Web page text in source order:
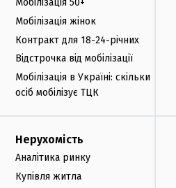
Мобілізація 50+
Мобілізація жінок
Контракт для 18-24-річних
Відстрочка від мобілізації
Мобілізація в Україні: скільки
осіб мобілізує ТЦК
Нерухомість
Аналітика ринку
Купівля житла